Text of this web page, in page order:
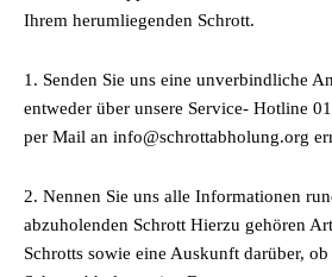
Ihrem herumliegenden Schrott.
1. Senden Sie uns eine unverbindliche
entweder über unsere Service- Hotline
per Mail an info@schrottabholung.org
2. Nennen Sie uns alle Informationen
abzuholenden Schrott Hierzu gehören
Schrotts sowie eine Auskunft darüber,